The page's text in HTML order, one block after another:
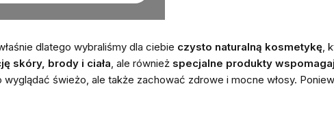
dlatego wybraliśmy dla ciebie czysto naturalną kosmetykę,
skóry, brody i ciała, ale również specjalne produkty
świeżo, ale także zachować zdrowe i mocne włosy.